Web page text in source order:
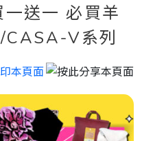
送一 必買羊
CASA-V系列